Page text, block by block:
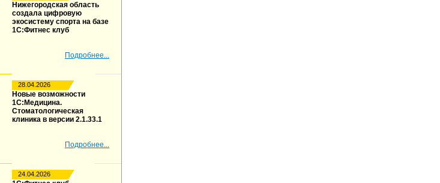
Нижегородская область
создала цифровую
экосистему спорта на базе
1С:Фитнес клуб
Подробнее...
28.04.2026
Новые возможности
1С:Медицина.
Стоматологическая
клиника в версии 2.1.33.1
Подробнее...
24.04.2026